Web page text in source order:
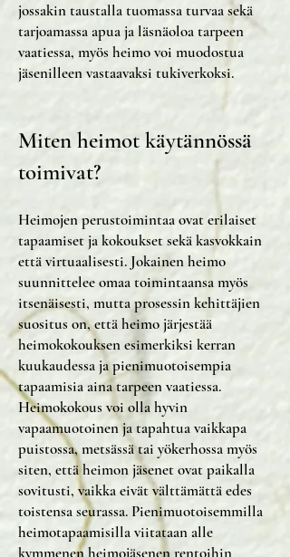
jossakin taustalla tuomassa turvaa sekä
tarjoamassa apua ja läsnäoloa tarpeen
vaatiessa, myös heimo voi muodostua
jäsenilleen vastaavaksi tukiverkoksi.
Miten heimot käytännössä
toimivat?
Heimojen perustoimintaa ovat erilaiset
tapaamiset ja kokoukset sekä kasvokkain
että virtuaalisesti. Jokainen heimo
suunnittelee omaa toimintaansa myös
itsenäisesti, mutta prosessin kehittäjien
suositus on, että heimo järjestää
heimokokouksen esimerkiksi kerran
kuukaudessa ja pienimuotoisempia
tapaamisia aina tarpeen vaatiessa.
Heimokokous voi olla hyvin
vapaamuotoinen ja tapahtua vaikkapa
puistossa, metsässä tai yökerhossa myös
siten, että heimon jäsenet ovat paikalla
sovitusti, vaikka eivät välttämättä edes
toistensa seurassa. Pienimuotoisemmilla
heimotapaamisilla viitataan alle
kymmenen heimojäsenen rentoihin